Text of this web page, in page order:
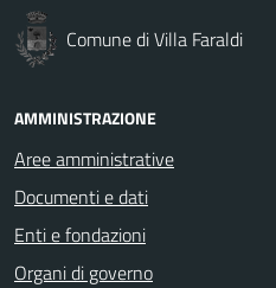
Comune di Villa Faraldi
AMMINISTRAZIONE
Aree amministrative
Documenti e dati
Enti e fondazioni
Organi di governo